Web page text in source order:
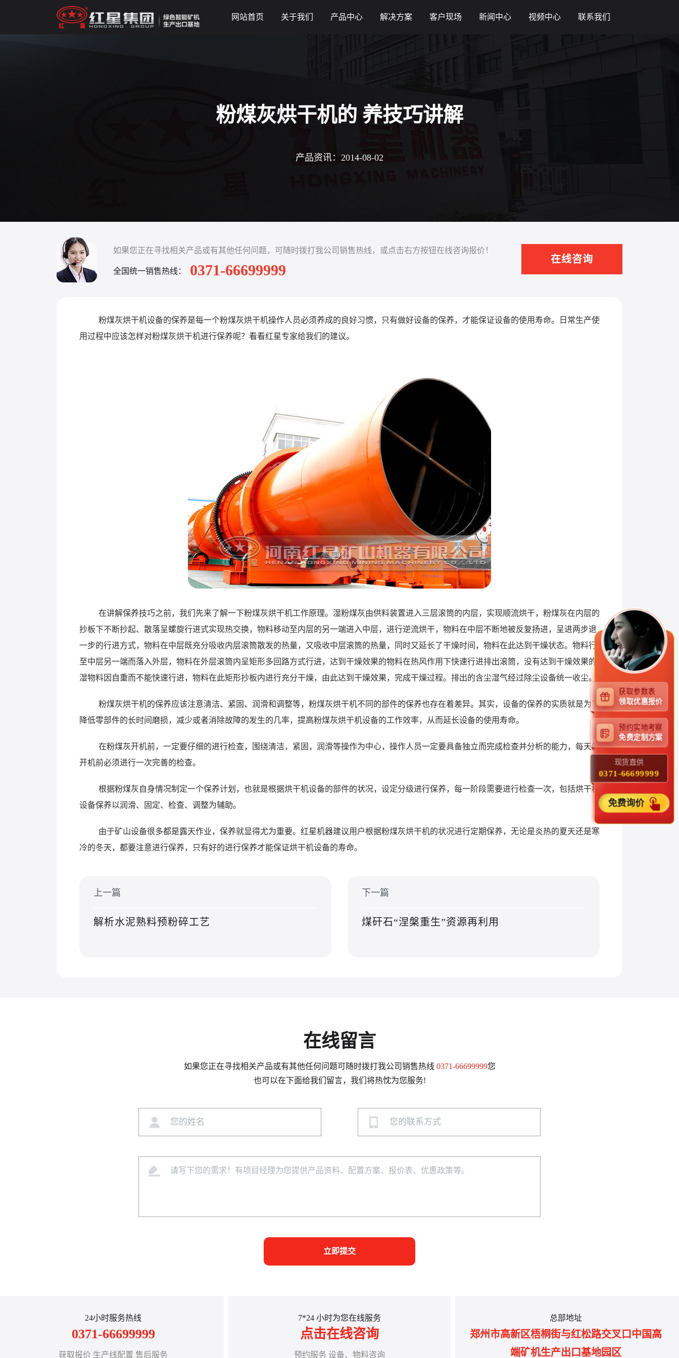
网站首页 关于我们 产品中心 解决方案 客户现场 新闻中心 视频中心 联系我们
粉煤灰烘干机的 养技巧讲解
产品资讯：2014-08-02
如果您正在寻找相关产品或有其他任何问题，可随时拨打我公司销售热线，或点击右方按钮在线咨询报价！
全国统一销售热线： 0371-66699999
在线咨询
粉煤灰烘干机设备的保养是每一个粉煤灰烘干机操作人员必须养成的良好习惯，只有做好设备的保养，才能保证设备的使用寿命。日常生产使
用过程中应该怎样对粉煤灰烘干机进行保养呢？看看红星专家给我们的建议。
在讲解保养技巧之前，我们先来了解一下粉煤灰烘干机工作原理。湿粉煤灰由供料装置进入三层滚筒的内层，实现顺流烘干，粉煤灰在内层的
抄板下不断抄起、散落呈螺旋行进式实现热交换，物料移动至内层的另一端进入中层，进行逆流烘干，物料在中层不断地被反复扬进，呈进两步退
一步的行进方式，物料在中层既充分吸收内层滚筒散发的热量，又吸收中层滚筒的热量，同时又延长了干燥时间，物料在此达到干燥状态。物料行
至中层另一端而落入外层，物料在外层滚筒内呈矩形多回路方式行进，达到干燥效果的物料在热风作用下快速行进排出滚筒，没有达到干燥效果的
湿物料因自重而不能快速行进，物料在此矩形抄板内进行充分干燥，由此达到干燥效果，完成干燥过程。排出的含尘湿气经过除尘设备统一收尘。
粉煤灰烘干机的保养应该注意清洁、紧固、润滑和调整等，粉煤灰烘干机不同的部件的保养也存在着差异。其实，设备的保养的实质就是为了
降低零部件的长时间磨损，减少或者消除故障的发生的几率，提高粉煤灰烘干机设备的工作效率，从而延长设备的使用寿命。
在粉煤灰开机前，一定要仔细的进行检查，围绕清洁，紧固，润滑等操作为中心，操作人员一定要具备独立而完成检查并分析的能力，每天的
开机前必须进行一次完善的检查。
根据粉煤灰自身情况制定一个保养计划，也就是根据烘干机设备的部件的状况，设定分级进行保养，每一阶段需要进行检查一次，包括烘干机
设备保养以润滑、固定、检查、调整为辅助。
由于矿山设备很多都是露天作业，保养就显得尤为重要。红星机器建议用户根据粉煤灰烘干机的状况进行定期保养，无论是炎热的夏天还是寒
冷的冬天，都要注意进行保养，只有好的进行保养才能保证烘干机设备的寿命。
上一篇
解析水泥熟料预粉碎工艺
下一篇
煤矸石“涅槃重生”资源再利用
在线留言
如果您正在寻找相关产品或有其他任何问题可随时拨打我公司销售热线 0371-66699999您
也可以在下面给我们留言，我们将热忱为您服务!
立即提交
24小时服务热线
0371-66699999
获取报价 生产线配置 售后服务
7*24 小时为您在线服务
点击在线咨询
预约服务 设备、物料咨询
总部地址
郑州市高新区梧桐街与红松路交叉口中国高
端矿机生产出口基地园区
获取参数表
领取优惠报价
预约实地考察
免费定制方案
现货直供
0371-66699999
免费询价